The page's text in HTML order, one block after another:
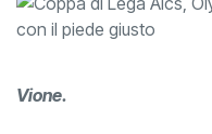
Vione.